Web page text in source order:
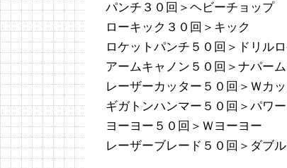
パンチ３０回＞ヘビーチョップ
ローキック３０回＞キック
ロケットパンチ５０回＞ドリル
アームキャノン５０回＞ナパー
レーザーカッター５０回＞Ｗカ
ギガトンハンマー５０回＞パワ
ヨーヨー５０回＞Ｗヨーヨー
レーザーブレード５０回＞ダブ